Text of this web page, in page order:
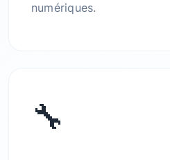
numériques.
🔧